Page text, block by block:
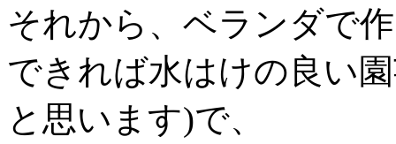
それから、ベランダで
できれば水はけの良い
と思います)で、